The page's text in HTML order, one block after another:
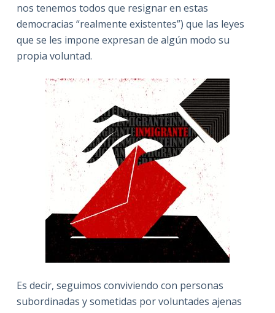
nos tenemos todos que resignar en estas
democracias “realmente existentes”) que las leyes
que se les impone expresan de algún modo su
propia voluntad.
Es decir, seguimos conviviendo con personas
subordinadas y sometidas por voluntades ajenas